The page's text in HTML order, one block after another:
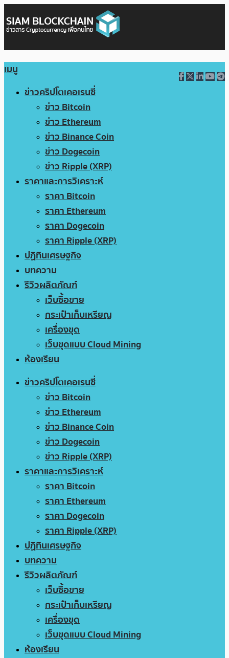
เมนู
ข่าวคริปโตเคอเรนซี่
ข่าว Bitcoin
ข่าว Ethereum
ข่าว Binance Coin
ข่าว Dogecoin
ข่าว Ripple (XRP)
ราคาและการวิเคราะห์
ราคา Bitcoin
ราคา Ethereum
ราคา Dogecoin
ราคา Ripple (XRP)
ปฏิทินเศรษฐกิจ
บทความ
รีวิวผลิตภัณฑ์
เว็บซื้อขาย
กระเป๋าเก็บเหรียญ
เครื่องขุด
เว็บขุดแบบ Cloud Mining
ห้องเรียน
ข่าวคริปโตเคอเรนซี่
ข่าว Bitcoin
ข่าว Ethereum
ข่าว Binance Coin
ข่าว Dogecoin
ข่าว Ripple (XRP)
ราคาและการวิเคราะห์
ราคา Bitcoin
ราคา Ethereum
ราคา Dogecoin
ราคา Ripple (XRP)
ปฏิทินเศรษฐกิจ
บทความ
รีวิวผลิตภัณฑ์
เว็บซื้อขาย
กระเป๋าเก็บเหรียญ
เครื่องขุด
เว็บขุดแบบ Cloud Mining
ห้องเรียน